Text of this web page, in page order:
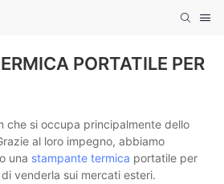
PORTATILE PER
che si occupa principalmente dello
al loro impegno, abbiamo
una stampante termica portatile per
venderla sui mercati esteri.